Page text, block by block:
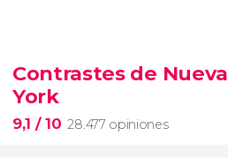
Arena de gladiadores
Coliseo Romano
Contrastes de Nueva
York
9,1 / 10 28.477 opiniones